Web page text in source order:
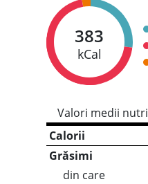
383
kCal
Valori medii
Calorii
Grăsimi
din care